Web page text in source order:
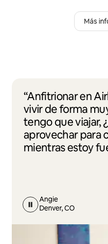
Más
“Anfitrionar en
vivir de forma
tengo que viajar,
aprovechar para
mientras estoy
Angie
Denver, CO